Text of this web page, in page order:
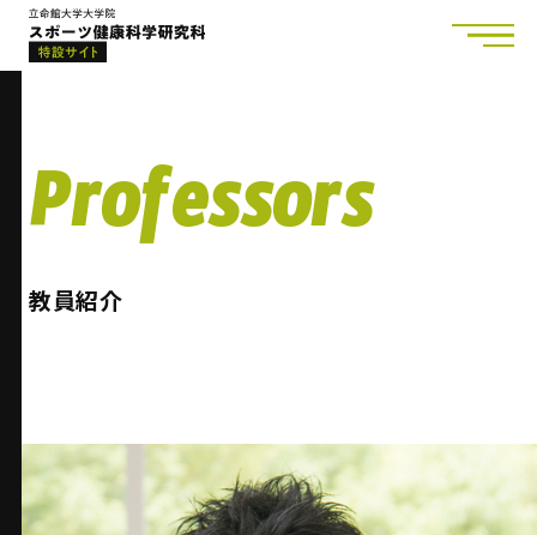
Professors
教員紹介